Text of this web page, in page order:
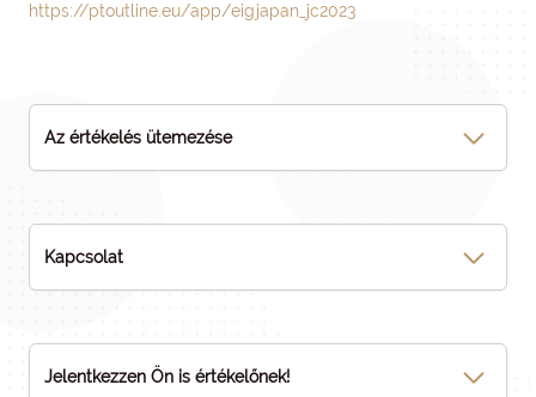
https://ptoutline.eu/app/eigjapan_jc2023
Az értékelés ütemezése
Kapcsolat
Jelentkezzen Ön is értékelőnek!